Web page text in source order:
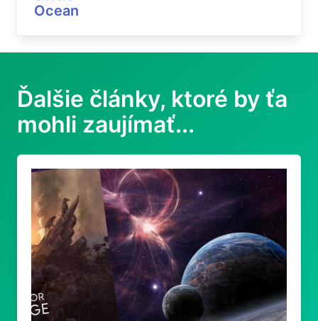
Ocean
Ďalšie články, ktoré by ťa
mohli zaujímať...